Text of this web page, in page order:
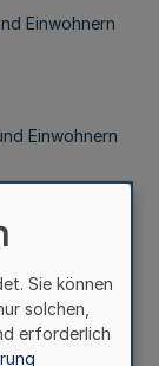
Einwohnern
Einwohnern
Einwohnern
Sie können
solchen,
erforderlich